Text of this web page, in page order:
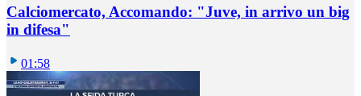
Calciomercato, Accomando: "Juve, in arrivo un big
in difesa"
01:58